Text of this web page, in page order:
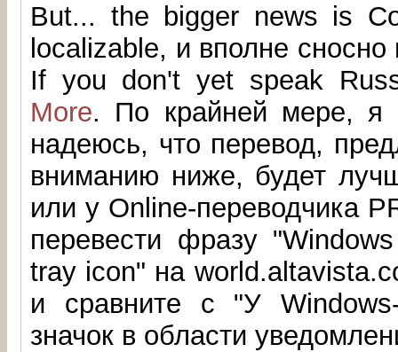
But... the bigger news is
localizable, и вполне сносно
If you don't yet speak
More. По крайней мере, я
надеюсь, что перевод,
вниманию ниже, будет
или у Online-переводчика
перевести фразу
tray icon" на
и сравните с "У
значок в области